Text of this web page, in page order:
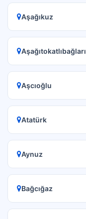
Aşağıkuz
Aşağıtokatlıbağları
Aşcıoğlu
Atatürk
Aynuz
Bağcığaz